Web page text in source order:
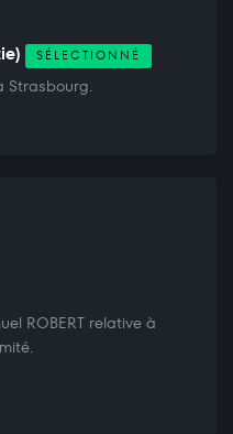
SÉLECTIONNÉ
Strasbourg.
ROBERT relative à